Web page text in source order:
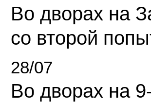
Во дворах на
со второй
28/07
Во дворах на